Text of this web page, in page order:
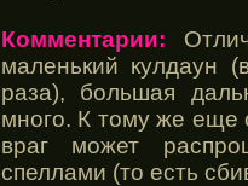
Комментарии:
маленький кулдаун
раза), большая
много. К тому же еще
враг может
спеллами (то есть